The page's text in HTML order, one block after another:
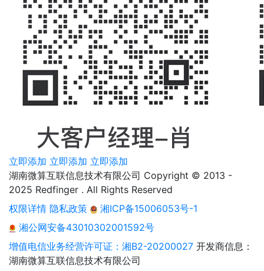
立即添加 立即添加 立即添加
湖南微算互联信息技术有限公司 Copyright © 2013 -
2025 Redfinger . All Rights Reserved
权限详情 隐私政策
湘ICP备15006053号-1
湘公网安备43010302001592号
增值电信业务经营许可证：湘B2-20200027 开发商信息：
湖南微算互联信息技术有限公司